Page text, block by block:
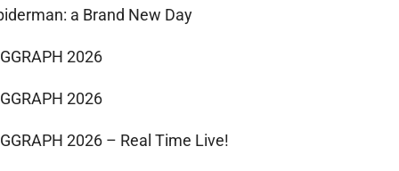
a Brand New Day
2026
2026
2026 – Real Time Live!